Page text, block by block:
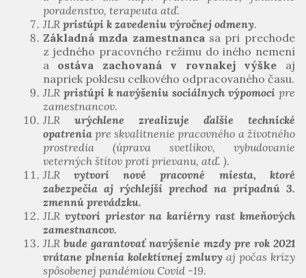
poradenstvo, terapeuta atď.
JLR pristúpi k zavedeniu výročnej odmeny.
Základná mzda zamestnanca sa pri prechode
z jedného pracovného režimu do iného nemení
a ostáva zachovaná v rovnakej výške aj
napriek poklesu celkového odpracovaného času.
JLR pristúpi k navýšeniu sociálnych výpomocí pre
zamestnancov.
JLR urýchlene zrealizuje ďalšie technické
opatrenia pre skvalitnenie pracovného a životného
prostredia (úprava svetlíkov, vybudovanie
veterných štítov proti prievanu, atď. ).
JLRvytvorí nové pracovné miesta, ktoré
zabezpečia aj rýchlejší prechod na prípadnú 3.
zmennú prevádzku.
JLR vytvorí priestor na kariérny rast kmeňových
zamestnancov.
JLR bude garantovať navýšenie mzdy pre rok 2021
vrátane plnenia kolektívnej zmluvyaj počas krízy
spôsobenej pandémiou Covid -19.